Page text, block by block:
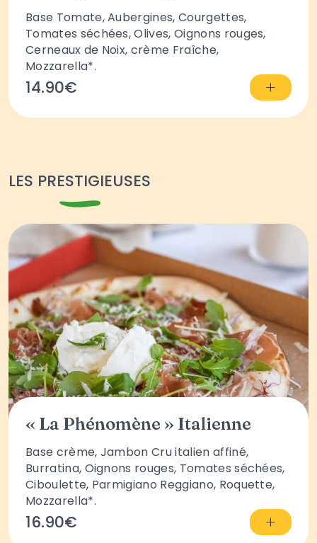
Base Tomate, Aubergines, Courgettes,
Tomates séchées, Olives, Oignons rouges,
Cerneaux de Noix, crème Fraîche,
Mozzarella*.
14.90€ +
LES PRESTIGIEUSES
« La Phénomène » Italienne
Base crème, Jambon Cru italien affiné,
Burratina, Oignons rouges, Tomates séchées,
Ciboulette, Parmigiano Reggiano, Roquette,
Mozzarella*.
16.90€ +